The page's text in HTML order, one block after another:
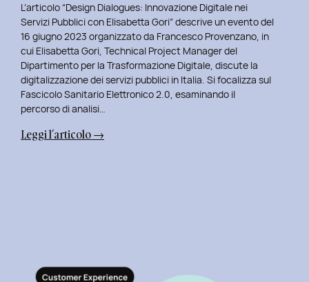
L’articolo “Design Dialogues: Innovazione Digitale nei
Servizi Pubblici con Elisabetta Gori” descrive un evento del
16 giugno 2023 organizzato da Francesco Provenzano, in
cui Elisabetta Gori, Technical Project Manager del
Dipartimento per la Trasformazione Digitale, discute la
digitalizzazione dei servizi pubblici in Italia. Si focalizza sul
Fascicolo Sanitario Elettronico 2.0, esaminando il
percorso di analisi…
Leggi l’articolo →
nei